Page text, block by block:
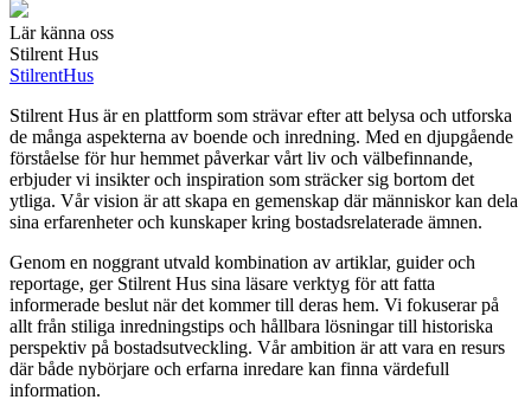
Lär känna oss
Stilrent Hus
StilrentHus
Stilrent Hus är en plattform som strävar efter att belysa och utforska
de många aspekterna av boende och inredning. Med en djupgående
förståelse för hur hemmet påverkar vårt liv och välbefinnande,
erbjuder vi insikter och inspiration som sträcker sig bortom det
ytliga. Vår vision är att skapa en gemenskap där människor kan dela
sina erfarenheter och kunskaper kring bostadsrelaterade ämnen.
Genom en noggrant utvald kombination av artiklar, guider och
reportage, ger Stilrent Hus sina läsare verktyg för att fatta
informerade beslut när det kommer till deras hem. Vi fokuserar på
allt från stiliga inredningstips och hållbara lösningar till historiska
perspektiv på bostadsutveckling. Vår ambition är att vara en resurs
där både nybörjare och erfarna inredare kan finna värdefull
information.